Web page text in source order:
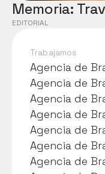
Memoria:
EDITORIAL
Trabajamos
Agencia de
Agencia de
Agencia de
Agencia de
Agencia de
Agencia de
Agencia de
Agencia de
Agencia de
Agencia de
Agencia de
Agencia de
Agencia de